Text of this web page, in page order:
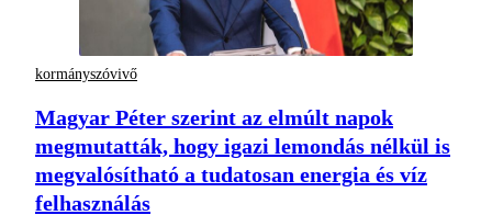
kormányszóvivő
Magyar Péter szerint az elmúlt napok
megmutatták, hogy igazi lemondás nélkül is
megvalósítható a tudatosan energia és víz
felhasználás